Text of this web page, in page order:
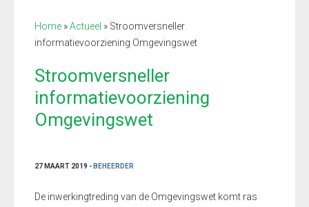
Home »Actueel » Stroomversneller
informatievoorziening Omgevingswet
Stroomversneller
informatievoorziening
Omgevingswet
27 MAART 2019 - BEHEERDER
De inwerkingtreding van de Omgevingswet komt ras